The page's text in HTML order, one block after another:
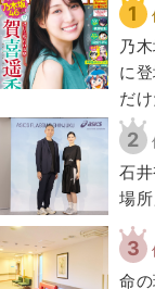
1
乃
に
だけ
2
石
場
3
命